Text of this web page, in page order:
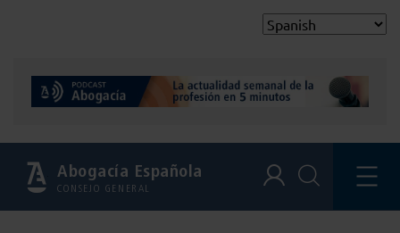
Abogacía Española
CONSEJO GENERAL